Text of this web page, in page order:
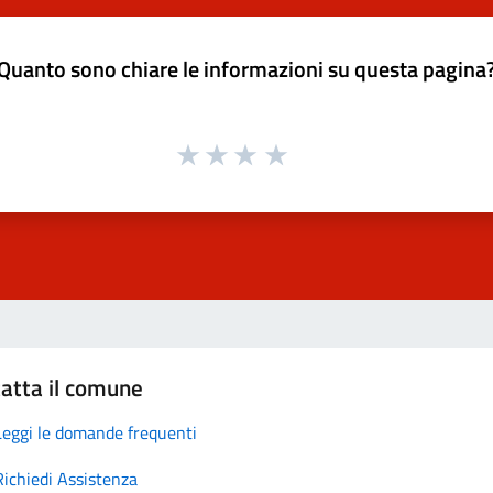
sono chiare le informazioni su questa
il comune
le domande frequenti
Assistenza